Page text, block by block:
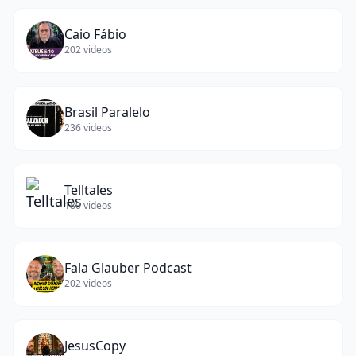
Caio Fábio
202videos
Brasil Paralelo
236videos
Telltales
180videos
Fala Glauber Podcast
202videos
JesusCopy